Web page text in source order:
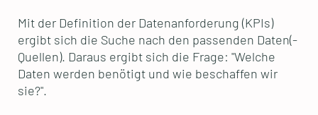
Mit der Definition der Datenanforderung (KPIs)
ergibt sich die Suche nach den passenden Daten(-
Quellen). Daraus ergibt sich die Frage: "Welche
Daten werden benötigt und wie beschaffen wir
sie?".